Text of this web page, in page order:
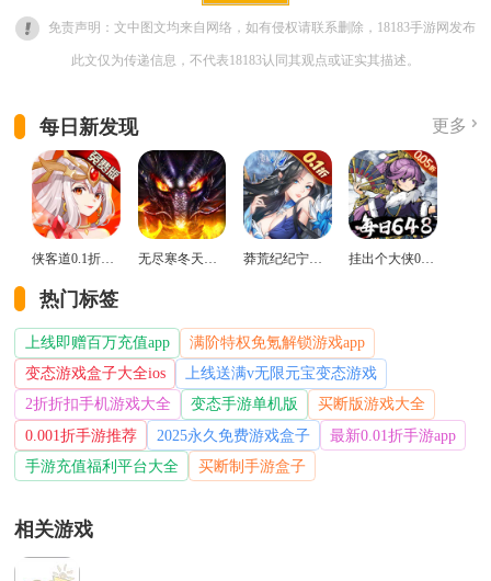
免责声明：文中图文均来自网络，如有侵权请联系删除，18183手游网发布
此文仅为传递信息，不代表18183认同其观点或证实其描述。
每日新发现 更多
侠客道0.1折变态版 无尽寒冬天蛇新春送礼版 莽荒纪纪宁传奇0.1折送无限连抽版 挂出个大侠0.05折免单福利版
热门标签
上线即赠百万充值app
满阶特权免氪解锁游戏app
变态游戏盒子大全ios
上线送满v无限元宝变态游戏
2折折扣手机游戏大全
变态手游单机版
买断版游戏大全
0.001折手游推荐
2025永久免费游戏盒子
最新0.01折手游app
手游充值福利平台大全
买断制手游盒子
相关游戏